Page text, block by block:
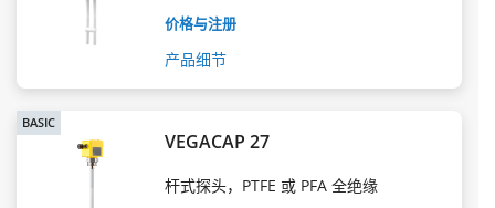
价格与注册
产品细节
BASIC
VEGACAP 27
杆式探头，PTFE 或 PFA 全绝缘